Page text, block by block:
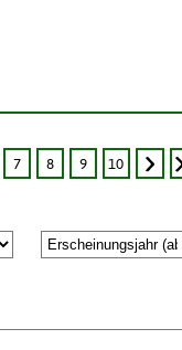
7 8 9 10